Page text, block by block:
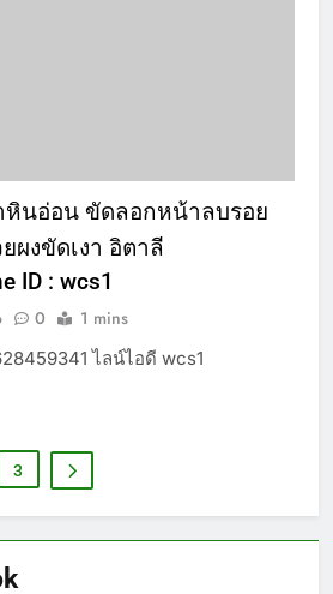
หินอ่อน ขัดลอกหน้าลบรอย
ผงขัดเงา อิตาลี
ID : wcs1
0 1 mins
ไลน์ไอดี wcs1
3